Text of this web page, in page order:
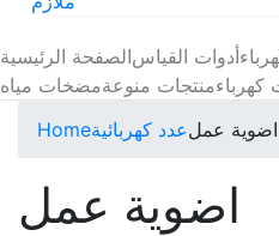
الصفحة الرئيسيةأدوات القياس
مضخات مياهمنتجات منوعةكهرباء
Homeعدد كهربائيةاضوية عمل
اضوية عمل